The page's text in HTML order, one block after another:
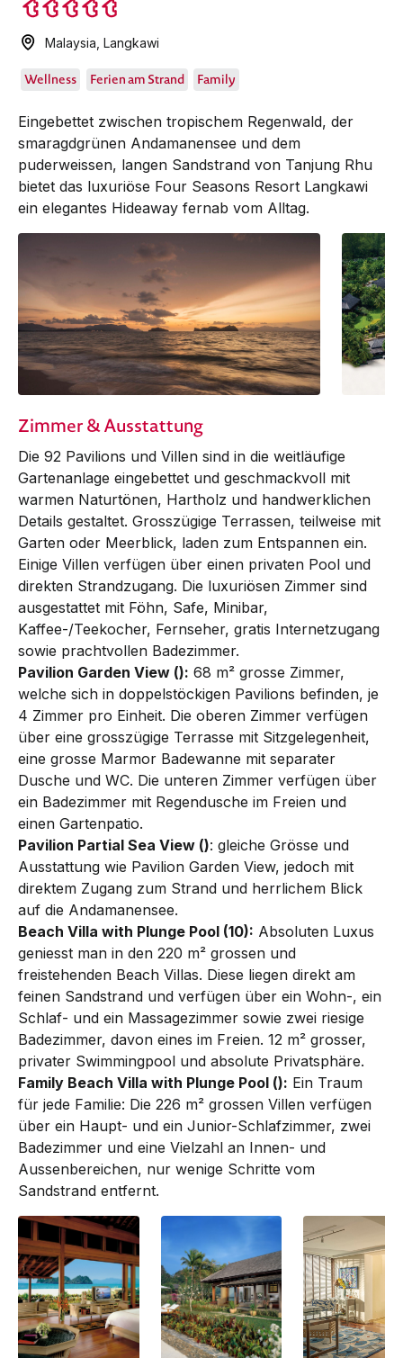
Malaysia ,Langkawi
Wellness Ferien am Strand Family
Eingebettet zwischen tropischem Regenwald, der
smaragdgrünen Andamanensee und dem
puderweissen, langen Sandstrand von Tanjung Rhu
bietet das luxuriöse Four Seasons Resort Langkawi
ein elegantes Hideaway fernab vom Alltag.
Zimmer & Ausstattung
Die 92 Pa­vilions und Villen sind in die weitläufige
Gartenanlage eingebettet und geschmackvoll mit
warmen Naturtönen, Hartholz und handwerklichen
Details gestaltet. Grosszügige Terrassen, teilweise mit
Garten oder Meerblick, laden zum Entspannen ein.
Einige Villen verfügen über einen privaten Pool und
direkten Strandzugang. Die luxuriösen Zimmer sind
ausgestattet mit Föhn, Safe, Minibar,
Kaffee-/Teekocher, Fernseher, gratis Internetzugang
sowie prachtvollen Badezimmer.
Pavilion Garden View (): 68 m² grosse Zimmer,
welche sich in doppelstöckigen Pavilions befinden, je
4 Zimmer pro Ein­heit. Die oberen Zimmer verfügen
über eine grosszügige Terrasse mit Sitzgelegenheit,
eine grosse Marmor Ba­de­wanne mit separater
Dusche und WC. Die unteren Zimmer verfügen über
ein Badezimmer mit Regendusche im Freien und
einen Gartenpatio.
Pavilion Partial Sea View (): gleiche Grösse und
Ausstattung wie Pavilion Garden View, jedoch mit
direktem Zugang zum Strand und herrlichem Blick
auf die Andamanensee.
Beach Villa with Plunge Pool (10): Absoluten Luxus
geniesst man in den 220 m² grossen und
freistehenden Beach Villas. Diese ­liegen direkt am
feinen Sandstrand und verfügen über ein Wohn-, ein
Schlaf- und ein Mas­sa­ge­zimmer sowie zwei riesige
Bade­zimmer, davon eines im Freien. 12 m² grosser,
privater Swim­­­ming­pool und absolute Privatsphäre.
Family Beach Villa with Plunge Pool (): Ein Traum
für jede Familie: Die 226 m² grossen Villen verfügen
über ein Haupt- und ein Junior-Schlafzimmer, zwei
Badezimmer und eine Vielzahl an Innen- und
Aussenbereichen, nur wenige Schritte vom
Sandstrand entfernt.